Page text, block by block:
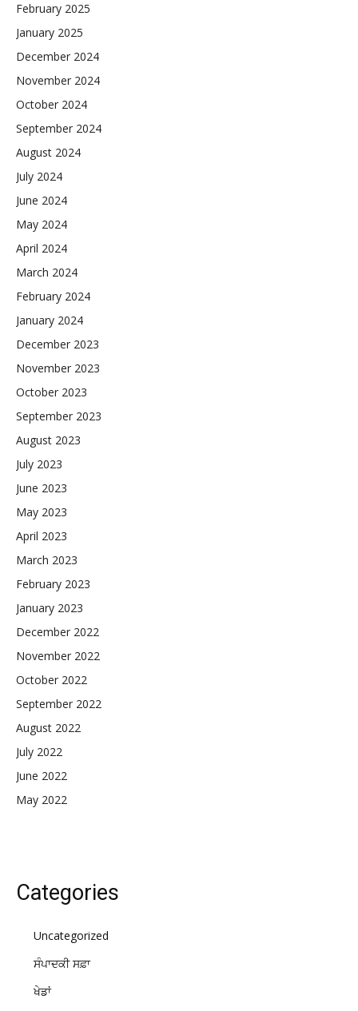
February 2025
January 2025
December 2024
November 2024
October 2024
September 2024
August 2024
July 2024
June 2024
May 2024
April 2024
March 2024
February 2024
January 2024
December 2023
November 2023
October 2023
September 2023
August 2023
July 2023
June 2023
May 2023
April 2023
March 2023
February 2023
January 2023
December 2022
November 2022
October 2022
September 2022
August 2022
July 2022
June 2022
May 2022
Categories
Uncategorized
ਸੰਪਾਦਕੀ ਸਫ਼ਾ
ਖੇਡਾਂ